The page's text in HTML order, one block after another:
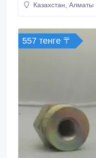
Казахстан, Алматы
557 тенге 〒